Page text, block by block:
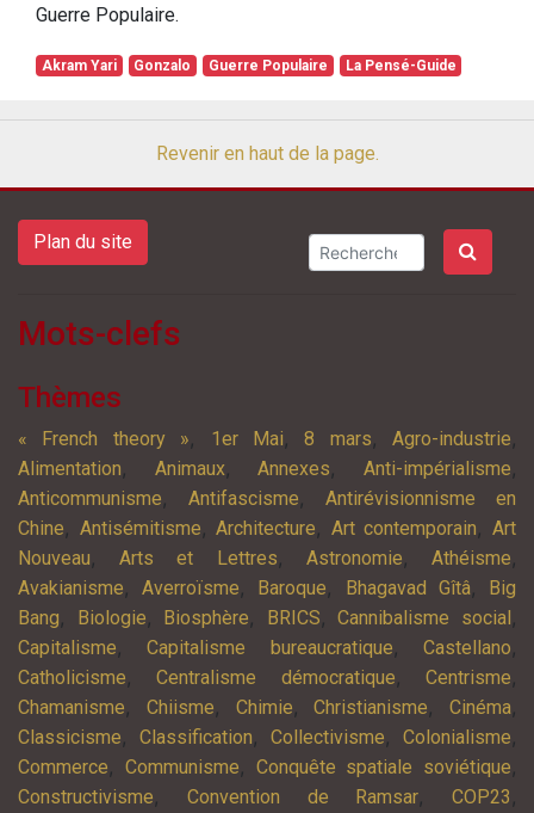
Guerre Populaire.
Akram Yari Gonzalo Guerre Populaire La Pensé-Guide
Revenir en haut de la page.
Plan du site
Mots-clefs
Thèmes
« French theory », 1er Mai,8 mars, Agro-industrie,
Alimentation, Animaux,Annexes,Anti-impérialisme,
Anticommunisme, Antifascisme, Antirévisionnisme en
Chine, Antisémitisme,Architecture, Art contemporain,Art
Nouveau,Arts et Lettres, Astronomie,Athéisme,
Avakianisme,Averroïsme, Baroque, Bhagavad Gîtâ,
Big
Bang, Biologie, Biosphère, BRICS,Cannibalisme social ,
Capitalisme,Capitalisme bureaucratique,Castellano,
Catholicisme,Centralisme démocratique,Centrisme,
Chamanisme, Chiisme, Chimie,Christianisme, Cinéma,
Classicisme, Classification, Collectivisme, Colonialisme,
Commerce, Communisme, Conquête spatiale soviétique,
Constructivisme, Convention de Ramsar, COP23 ,